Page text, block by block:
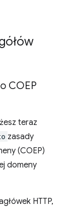
COEP
teraz
zasady
(COEP)
domeny
HTTP,